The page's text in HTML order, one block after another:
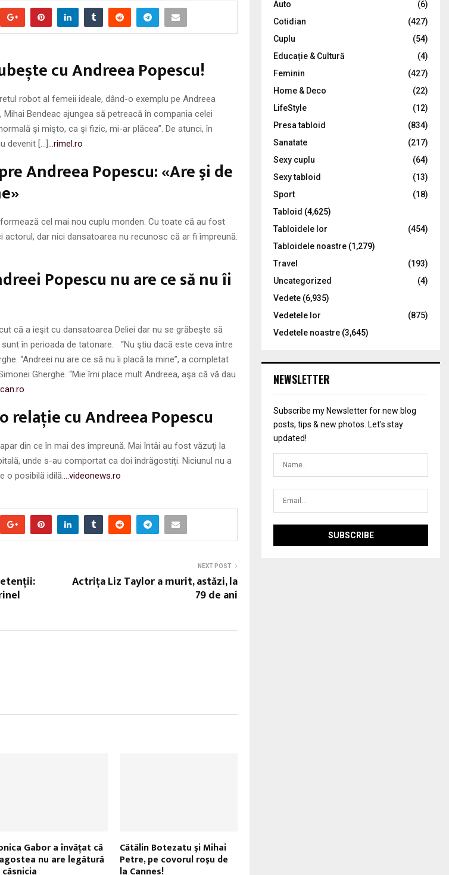
cu Andreea Popescu!
robot al femeii ideale, dând-o exemplu pe Andreea
Bendeac ajungea să petreacă în compania celei
şi mişto, ca şi fizic, mi-ar plăcea”. De atunci, în
devenit […]
…rimel.ro
Andreea Popescu: «Are şi de
cel mai nou cuplu monden. Cu toate că au fost
dar nici dansatoarea nu recunosc că ar fi împreună.
Popescu nu are ce să nu îi
că a ieşit cu dansatoarea Deliei dar nu se grăbeşte să
în perioada de tatonare. “Nu ştiu dacă este ceva între
“Andreei nu are ce să nu îi placă la mine”, a completat
Gherghe. “Mie îmi place mult Andreea, aşa că vă dau
relaţie cu Andreea Popescu
din ce în mai des împreună. Mai întâi au fost văzuţi la
unde s-au comportat ca doi îndrăgostiţi. Niciunul nu a
o posibilă idilă.
…videonews.ro
NEXT POST
Actrița Liz Taylor a murit, astăzi, la
79 de ani
Gabor a învățat că
nu are legătură
Cătălin Botezatu şi Mihai
Petre, pe covorul roşu de
:
C
Auto
(6)
Cotidian
(427)
Cuplu
(54)
Educație & Cultură
(4)
Feminin
(427)
Home & Deco
(22)
LifeStyle
(12)
Presa tabloid
(834)
Sanatate
(217)
Sexy cuplu
(64)
Sexy tabloid
(13)
Sport
(18)
Tabloid (4,625)
Tabloidele lor
(454)
Tabloidele noastre (1,279)
Travel
(193)
Uncategorized
(4)
Vedete (6,935)
Vedetele lor
(875)
Vedetele noastre (3,645)
NEWSLETTER
Subscribe my Newsletter for new blog
posts, tips & new photos. Let's stay
updated!